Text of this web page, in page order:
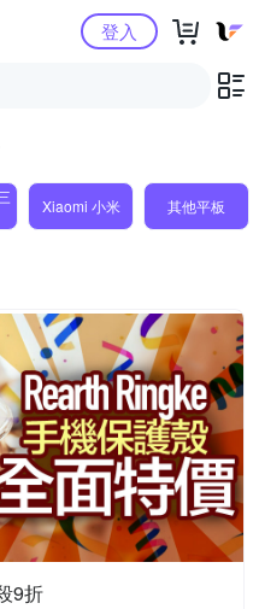
購物中心登入
Xiaomi 小米 其他平板
9折